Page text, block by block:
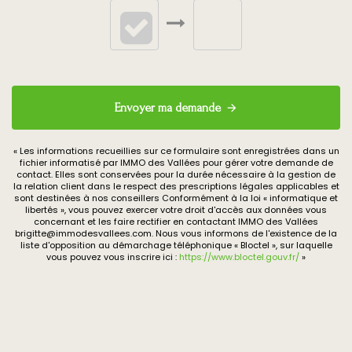
Date Diagnostic
Date
établissement
Diagnostic
Energétique
22/06/2026
Consommation
énergie primaire
E
Envoyer ma demande
« Les informations recueillies sur ce formulaire sont enregistrées dans un
fichier informatisé par IMMO des Vallées pour gérer votre demande de
contact. Elles sont conservées pour la durée nécessaire à la gestion de
la relation client dans le respect des prescriptions légales applicables et
sont destinées à nos conseillers Conformément à la loi « informatique et
libertés », vous pouvez exercer votre droit d'accès aux données vous
concernant et les faire rectifier en contactant IMMO des Vallées
brigitte@immodesvallees.com. Nous vous informons de l'existence de la
liste d'opposition au démarchage téléphonique « Bloctel », sur laquelle
vous pouvez vous inscrire ici : https://www.bloctel.gouv.fr/»